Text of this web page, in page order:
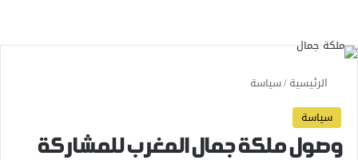
الرئيسية/سياسة
سياسة
وصول ملكة جمال المغرب للمشاركة